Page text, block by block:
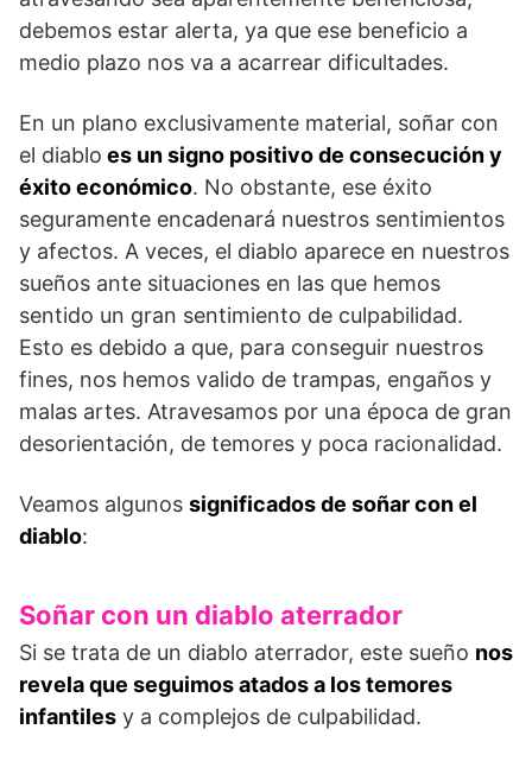
debemos estar alerta, ya que ese beneficio a
medio plazo nos va a acarrear dificultades.
En un plano exclusivamente material, soñar con
el diablo es un signo positivo de consecución y
éxito económico. No obstante, ese éxito
seguramente encadenará nuestros sentimientos
y afectos. A veces, el diablo aparece en nuestros
sueños ante situaciones en las que hemos
sentido un gran sentimiento de culpabilidad.
Esto es debido a que, para conseguir nuestros
fines, nos hemos valido de trampas, engaños y
malas artes. Atravesamos por una época de gran
desorientación, de temores y poca racionalidad.
Veamos algunos significados de soñar con el
diablo:
Soñar con un diablo aterrador
Si se trata de un diablo aterrador, este sueño nos
revela que seguimos atados a los temores
infantiles y a complejos de culpabilidad.